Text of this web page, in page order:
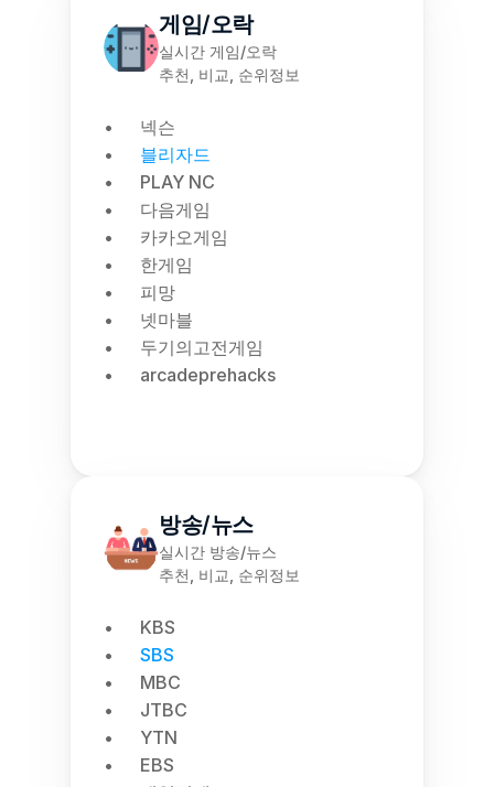
게임/오락
실시간 게임/오락
추천, 비교, 순위정보
넥슨
블리자드
PLAY NC
다음게임
카카오게임
한게임
피망
넷마블
두기의고전게임
arcadeprehacks
방송/뉴스
실시간 방송/뉴스
추천, 비교, 순위정보
KBS
SBS
MBC
JTBC
YTN
EBS